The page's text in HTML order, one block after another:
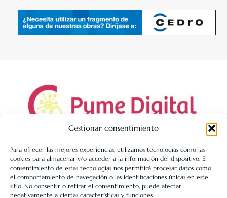
Gestionar consentimiento
Para ofrecer las mejores experiencias, utilizamos tecnologías como las
cookies para almacenar y/o acceder a la información del dispositivo. El
consentimiento de estas tecnologías nos permitirá procesar datos como
el comportamiento de navegación o las identificaciones únicas en este
sitio. No consentir o retirar el consentimiento, puede afectar
negativamente a ciertas características y funciones.
LIBRERÍA UNIVERSITARIA LEÓN 1980 SLL ha sido beneficiaria
de Fondos Europeos, cuyo objetivo es la mejora de la
competitividad de las PYMES, y gracias al cual ha puesto en